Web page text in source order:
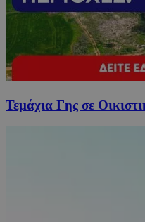
Τεμάχια Γης σε